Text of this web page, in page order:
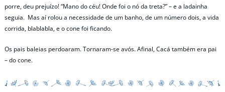
porre, deu prejuízo! “Mano do céu! Onde foi o nó da treta?” – e a ladainha
seguia. Mas aí rolou a necessidade de um banho, de um número dois, a vida
corrida, blablabla, e o cone foi ficando.
Os pais baleias perdoaram. Tornaram-se avós. Afinal, Cacá também era pai
– do cone.